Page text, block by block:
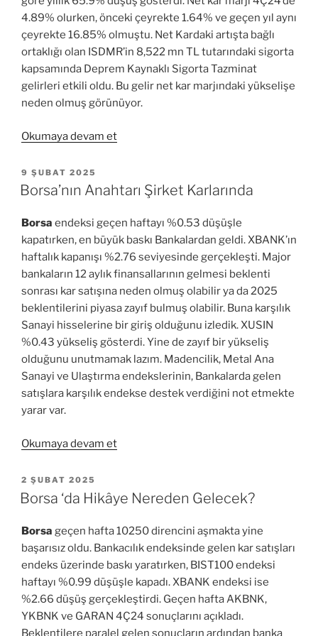
4.89% olurken, önceki çeyrekte 1.64% ve geçen yıl aynı
çeyrekte 16.85% olmuştu. Net Kardaki artışta bağlı
ortaklığı olan ISDMR’in 8,522 mn TL tutarındaki sigorta
kapsamında Deprem Kaynaklı Sigorta Tazminat
gelirleri etkili oldu. Bu gelir net kar marjındaki yükselişe
neden olmuş görünüyor.
Okumaya devam et“EREGL
Analizi”
YAYIM
TARIHI
9 ŞUBAT 2025
Borsa’nın Anahtarı Şirket Karlarında
Borsa endeksi geçen haftayı %0.53 düşüşle
kapatırken, en büyük baskı Bankalardan geldi. XBANK’ın
haftalık kapanışı %2.76 seviyesinde gerçekleşti. Major
bankaların 12 aylık finansallarının gelmesi beklenti
sonrası kar satışına neden olmuş olabilir ya da 2025
beklentilerini piyasa zayıf bulmuş olabilir. Buna karşılık
Sanayi hisselerine bir giriş olduğunu izledik. XUSIN
%0.43 yükseliş gösterdi. Yine de zayıf bir yükseliş
olduğunu unutmamak lazım. Madencilik, Metal Ana
Sanayi ve Ulaştırma endekslerinin, Bankalarda gelen
satışlara karşılık endekse destek verdiğini not etmekte
yarar var.
Okumaya devam et“Borsa’nın
Karlarında”
YAYIM
TARIHI
2 ŞUBAT 2025
Borsa ‘da Hikâye Nereden Gelecek?
Borsa geçen hafta 10250 direncini aşmakta yine
başarısız oldu. Bankacılık endeksinde gelen kar satışları
endeks üzerinde baskı yaratırken, BIST100 endeksi
haftayı %0.99 düşüşle kapadı. XBANK endeksi ise
%2.66 düşüş gerçekleştirdi. Geçen hafta AKBNK,
YKBNK ve GARAN 4Ç24 sonuçlarını açıkladı.
Beklentilere paralel gelen sonuçların ardından banka